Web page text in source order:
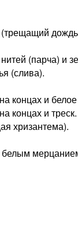
(трещащий
(парча) и
(слива).
концах и
концах и треск.
хризантема).
белым